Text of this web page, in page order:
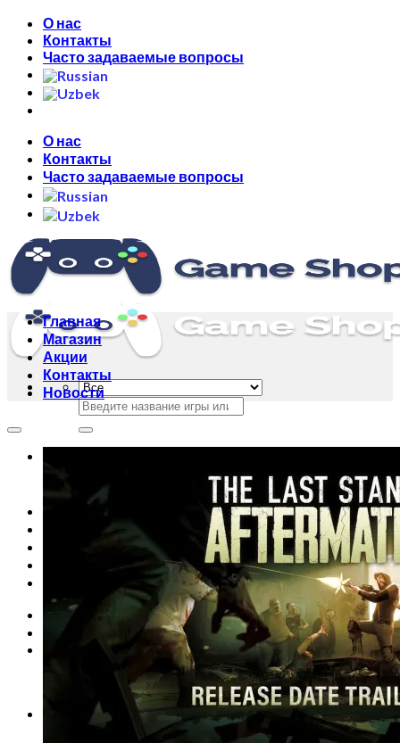
Skip
content
О нас
Контакты
Часто задаваемые вопросы
О нас
Контакты
Часто задаваемые вопросы
Искать:
Вход
Корзина /0 сўм 0
Корзина пуста.
Главная
Магазин
Акции
Контакты
Новости